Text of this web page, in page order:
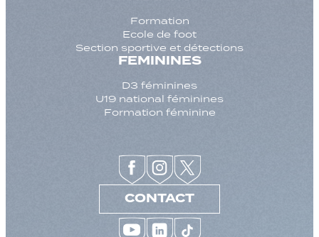
Formation
Ecole de foot
Section sportive et détections
FEMININES
D3 féminines
U19 national féminines
Formation féminine
CONTACT